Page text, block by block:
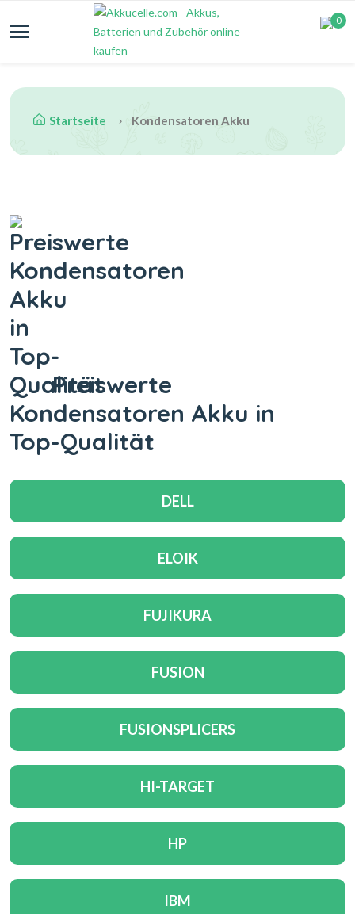
0
Startseite Kondensatoren Akku
Preiswerte
Kondensatoren Akku in
Top-Qualität
DELL
ELOIK
FUJIKURA
FUSION
FUSIONSPLICERS
HI-TARGET
HP
IBM